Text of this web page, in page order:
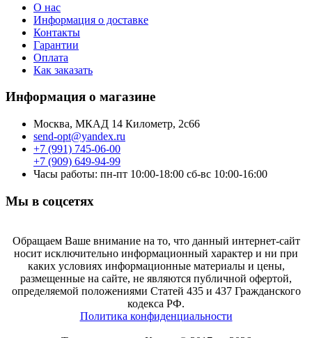
О нас
Информация о доставке
Контакты
Гарантии
Оплата
Как заказать
Информация о магазине
Москва, МКАД 14 Километр, 2с66
send-opt@yandex.ru
+7 (991) 745-06-00
+7 (909) 649-94-99
Часы работы: пн-пт 10:00-18:00 сб-вс 10:00-16:00
Мы в соцсетях
Обращаем Ваше внимание на то, что данный интернет-сайт
носит исключительно информационный характер и ни при
каких условиях информационные материалы и цены,
размещенные на сайте, не являются публичной офертой,
определяемой положениями Статей 435 и 437 Гражданского
кодекса РФ.
Политика конфиденциальности